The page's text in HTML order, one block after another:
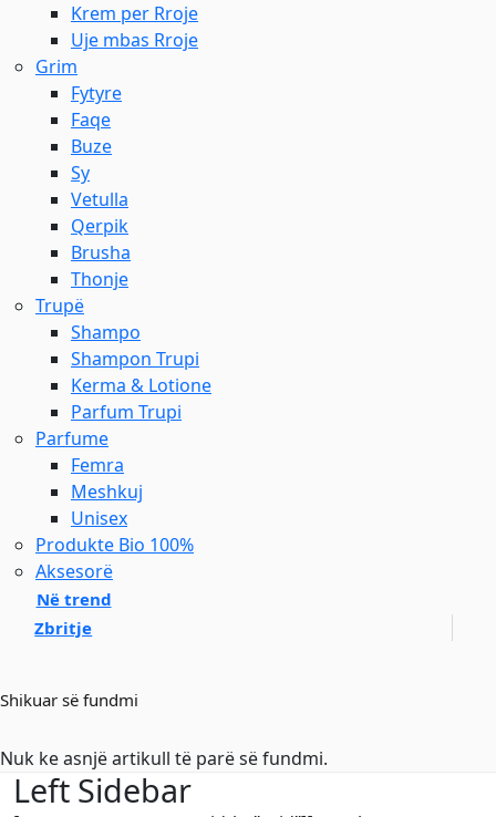
Krem per Rroje
Uje mbas Rroje
Grim
Fytyre
Faqe
Buze
Sy
Vetulla
Qerpik
Brusha
Thonje
Trupë
Shampo
Shampon Trupi
Kerma & Lotione
Parfum Trupi
Parfume
Femra
Meshkuj
Unisex
Produkte Bio 100%
Aksesorë
Në trend
Zbritje
Shikuar së fundmi
Nuk ke asnjë artikull të parë së fundmi.
Left Sidebar